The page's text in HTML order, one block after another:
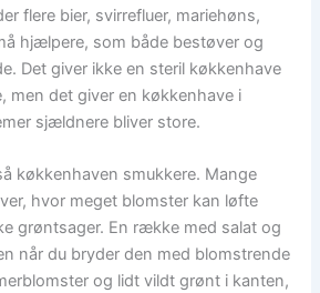
flere bier, svirrefluer, mariehøns,
hjælpere, som både bestøver og
Det giver ikke en steril køkkenhave
men det giver en køkkenhave i
sjældnere bliver store.
køkkenhaven smukkere. Mange
hvor meget blomster kan løfte
grøntsager. En række med salat og
når du bryder den med blomstrende
og lidt vildt grønt i kanten,